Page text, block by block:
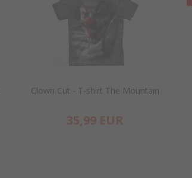
Clown Cut - T-shirt The Mountain
35,99 EUR